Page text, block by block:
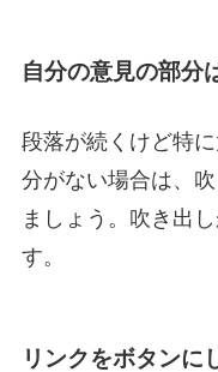
自分の意見の部分
段落が続くけど特
分がない場合は、
ましょう。吹き出
す。
リンクをボタンに